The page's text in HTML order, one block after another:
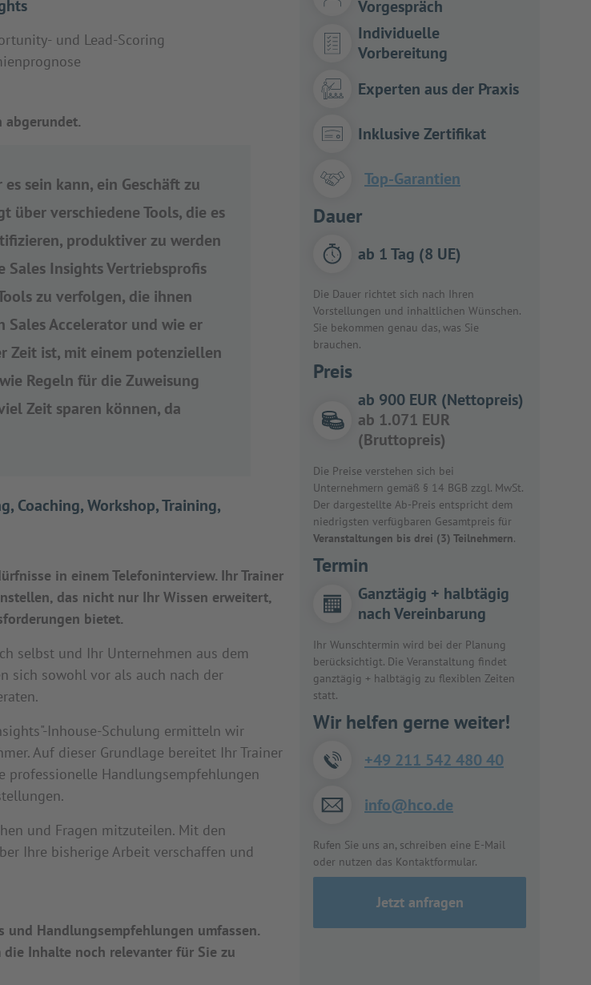
und Lead-Scoring
sein kann, ein Geschäft zu
über verschiedene Tools, die es
produktiver zu werden
Sales Insights Vertriebsprofis
zu verfolgen, die ihnen
Sales Accelerator und wie er
Zeit ist, mit einem potenziellen
Regeln für die Zuweisung
Zeit sparen können, da
Coaching, Workshop, Training,
in einem Telefoninterview. Ihr Trainer
das nicht nur Ihr Wissen erweitert,
bietet.
selbst und Ihr Unternehmen aus dem
sich sowohl vor als auch nach der
Inhouse-Schulung ermitteln wir
Auf dieser Grundlage bereitet Ihr Trainer
professionelle Handlungsempfehlungen
und Fragen mitzuteilen. Mit den
Ihre bisherige Arbeit verschaffen und
Handlungsempfehlungen umfassen.
Inhalte noch relevanter für Sie zu
Vorgespräch
Individuelle
Vorbereitung
Experten aus der Praxis
Inklusive Zertifikat
Top-Garantien
Dauer
ab 1 Tag (8 UE)
Die Dauer richtet sich nach Ihren
Vorstellungen und inhaltlichen Wünschen.
Sie bekommen genau das, was Sie
brauchen.
Preis
ab 900 EUR (Nettopreis)
ab 1.071 EUR
(Bruttopreis)
Die Preise verstehen sich bei
Unternehmern gemäß § 14 BGB zzgl. MwSt.
Der dargestellte Ab-Preis entspricht dem
niedrigsten verfügbaren Gesamtpreis für
Veranstaltungen bis drei (3) Teilnehmern.
Termin
Ganztägig + halbtägig
nach Vereinbarung
Ihr Wunschtermin wird bei der Planung
berücksichtigt. Die Veranstaltung findet
ganztägig + halbtägig zu flexiblen Zeiten
statt.
Wir helfen gerne weiter!
+49 211 542 480 40
info@hco.de
Rufen Sie uns an, schreiben eine E-Mail
oder nutzen das Kontaktformular.
Jetzt anfragen